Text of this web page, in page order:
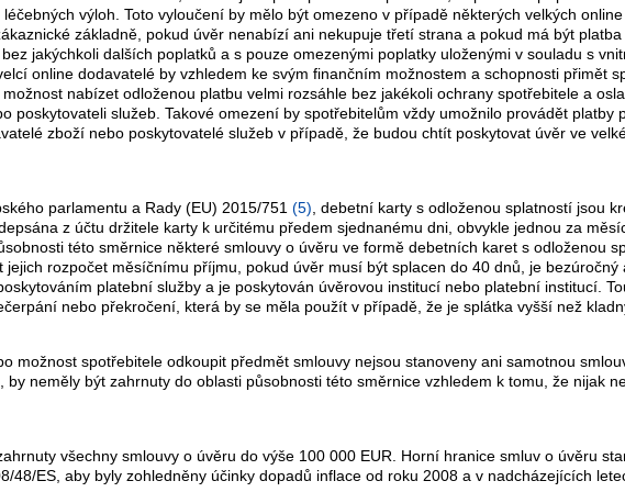
výloh. Toto vyloučení by mělo být omezeno v případě některých velkých
základně, pokud úvěr nenabízí ani nekupuje třetí strana a pokud má být
jakýchkoli dalších poplatků a s pouze omezenými poplatky uloženými v souladu s
online dodavatelé by vzhledem ke svým finančním možnostem a schopnosti přimět
nabízet odloženou platbu velmi rozsáhle bez jakékoli ochrany spotřebitele a
poskytovateli služeb. Takové omezení by spotřebitelům vždy umožnilo provádět platby
zboží nebo poskytovatelé služeb v případě, že budou chtít poskytovat úvěr ve
parlamentu a Rady (EU) 2015/751 (5) , debetní karty s odloženou splatností jsou
z účtu držitele karty k určitému předem sjednanému dni, obvykle jednou za
této směrnice některé smlouvy o úvěru ve formě debetních karet s odloženou
rozpočet měsíčnímu příjmu, pokud úvěr musí být splacen do 40 dnů, je bezúročný
platební služby a je poskytován úvěrovou institucí nebo platební institucí.
nebo překročení, která by se měla použít v případě, že je splátka vyšší než
možnost spotřebitele odkoupit předmět smlouvy nejsou stanoveny ani samotnou
neměly být zahrnuty do oblasti působnosti této směrnice vzhledem k tomu, že nijak
všechny smlouvy o úvěru do výše 100 000 EUR. Horní hranice smluv o úvěru
48/ES, aby byly zohledněny účinky dopadů inflace od roku 2008 a v nadcházejících